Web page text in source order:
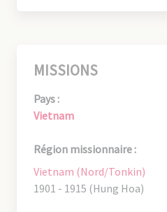
MISSIONS
Pays :
Vietnam
Région missionnaire :
Vietnam (Nord/Tonkin)
1901 - 1915 (Hung Hoa)